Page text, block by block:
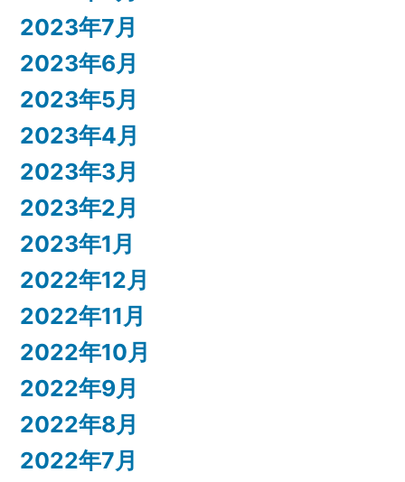
2023年7月
2023年6月
2023年5月
2023年4月
2023年3月
2023年2月
2023年1月
2022年12月
2022年11月
2022年10月
2022年9月
2022年8月
2022年7月